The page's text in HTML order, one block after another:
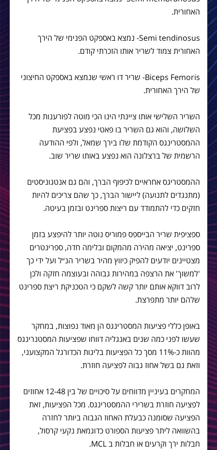
האחורית.
Semi tendinosus- נמצא באספקט הפנימי של הירך
האחורית צמוד לשריר אותו הזכרתי קודם.
Biceps Femoris- שריר דו ראשי שנמצא באספקט החיצוני
של הירך האחורית.
השריר השלישי אותו ציינתי הינו הכי מוטה לפורענות מכל
השלושה, והוא גם השריר בו פאטי נפצע בפציעת
ההמסטרינגס הקודמת שלו בירך שמאל, ולפי ההודעה
הרשמית של ברצלונה הוא נפצע באותו שריר שוב.
ההמסטריגס אחראיים לכיפוף הברך, והם גם אנטגוניסטים
(מתנגדים לתנועה) ליישור הברך, כך שהם צריכים להיות
חזקים כדי להתמודד עם ריצות ספרינט ובזמן בעיטה.
ספציפית שריר הבייספס פמוריס נוטה יותר להיפצע בזמן
ספרינט, יציאה מהירה מהמקום ובלימה חדה, ספרינטרים
מצטיינים יודעים להפיק כיווץ מהיר בשריר הנ״ל ועל ידי כך
'למשוך' את הרצפה במהירות גבוהה ובעוצמה חזקה ולכן
לרוב דווקא אותם יותר קשה לשקם כי הטכניקת ריצת ספרינט
שלהם יותר מתפרצת.
באופן כללי פציעות המסטרינגס הן מאוד נפוצות, במחקר
שעשו לפני כמה שנים באנגליה דווחו שפציעות המסטנרינגס
מהוות כ-11% מסך כל הפציעות בליגות הכדורגל המקצועני,
וזאת גם בשל אחוז גבוה לפציעה חוזרת.
המחקרים בעיניין מדווחים על סיכויים של בין 12-48 אחוזים
לפציעה חוזרת בשרירי ההמסטרינגס. מכל הפציעות, זאת
הפציעה שסומנה כבעלת האחוז הגבוה ביותר לחזרה
בהשוואה ליתר פציעות הספורט כדוגמאת נקעי קרסול,
חבלות ירך וקרעים או חבלות ב MCL.